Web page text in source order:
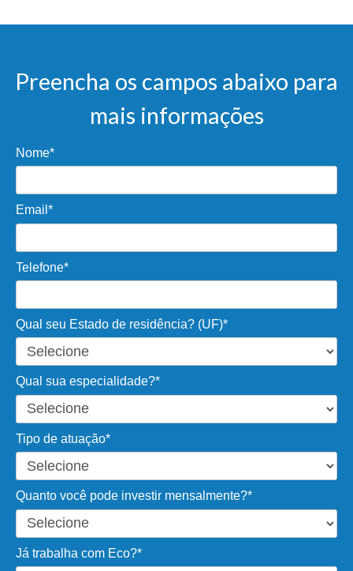
Preencha os campos abaixo para
mais informações
Nome*
Email*
Telefone*
Qual seu Estado de residência? (UF)*
Qual sua especialidade?*
Tipo de atuação*
Quanto você pode investir mensalmente?*
Já trabalha com Eco?*